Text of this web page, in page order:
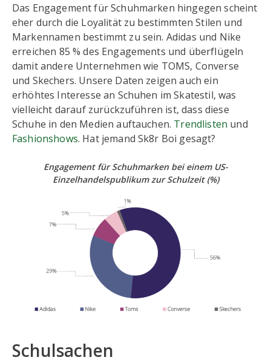
Das Engagement für Schuhmarken hingegen scheint
eher durch die Loyalität zu bestimmten Stilen und
Markennamen bestimmt zu sein. Adidas und Nike
erreichen 85 % des Engagements und überflügeln
damit andere Unternehmen wie TOMS, Converse
und Skechers. Unsere Daten zeigen auch ein
erhöhtes Interesse an Schuhen im Skatestil, was
vielleicht darauf zurückzuführen ist, dass diese
Schuhe in den Medien auftauchen. Trendlisten und
Fashionshows. Hat jemand Sk8r Boi gesagt?
Engagement für Schuhmarken bei einem US-
Einzelhandelspublikum zur Schulzeit (%)
Schulsachen